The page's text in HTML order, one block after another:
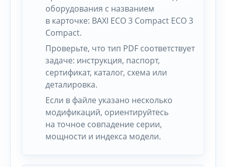
оборудования с названием
в карточке: BAXI ECO 3 Compact ECO 3
Compact.
Проверьте, что тип PDF соответствует
задаче: инструкция, паспорт,
сертификат, каталог, схема или
деталировка.
Если в файле указано несколько
модификаций, ориентируйтесь
на точное совпадение серии,
мощности и индекса модели.